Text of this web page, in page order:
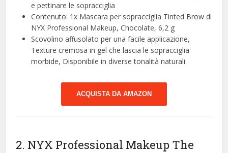
e pettinare le sopracciglia
Contenuto: 1x Mascara per sopracciglia Tinted Brow di
NYX Professional Makeup, Chocolate, 6,2 g
Scovolino affusolato per una facile applicazione,
Texture cremosa in gel che lascia le sopracciglia
morbide, Disponibile in diverse tonalità naturali
ACQUISTA DA AMAZON
2. NYX Professional Makeup The